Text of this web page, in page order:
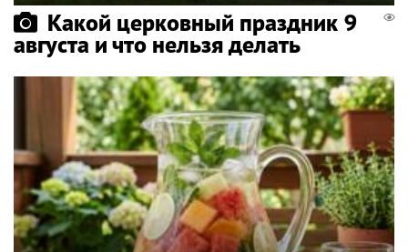
Какой церковный праздник 9
августа и что нельзя делать